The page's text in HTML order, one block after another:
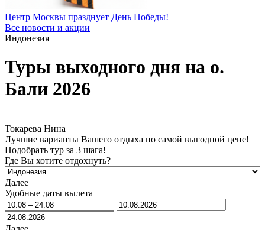
Центр Москвы празднует День Победы!
Все новости и акции
Индонезия
Туры выходного дня на о.
Бали 2026
Токарева Нина
Лучшие варианты Вашего отдыха по самой выгодной цене!
Подобрать тур за 3 шага!
Где Вы хотите отдохнуть?
Далее
Удобные даты вылета